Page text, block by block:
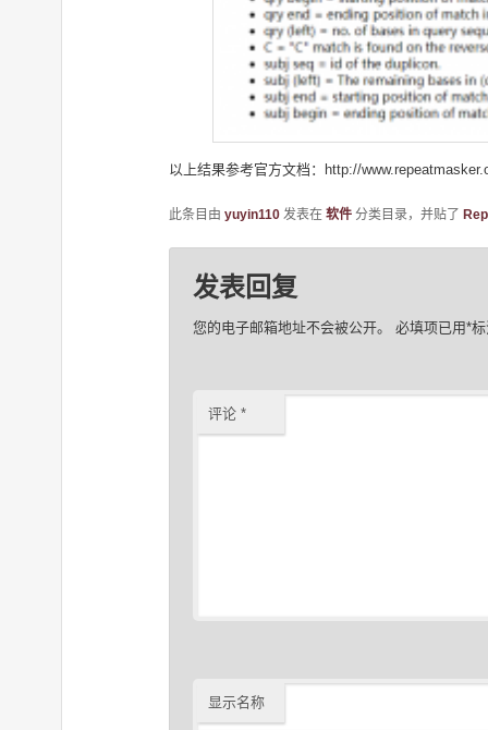
以上结果参考官方文档：http://
此条目由 yuyin110发表在 软件分类目录，并贴了
发表回复
您的电子邮箱地址不会被公开。 必填项已用*
评论 *
显示名称